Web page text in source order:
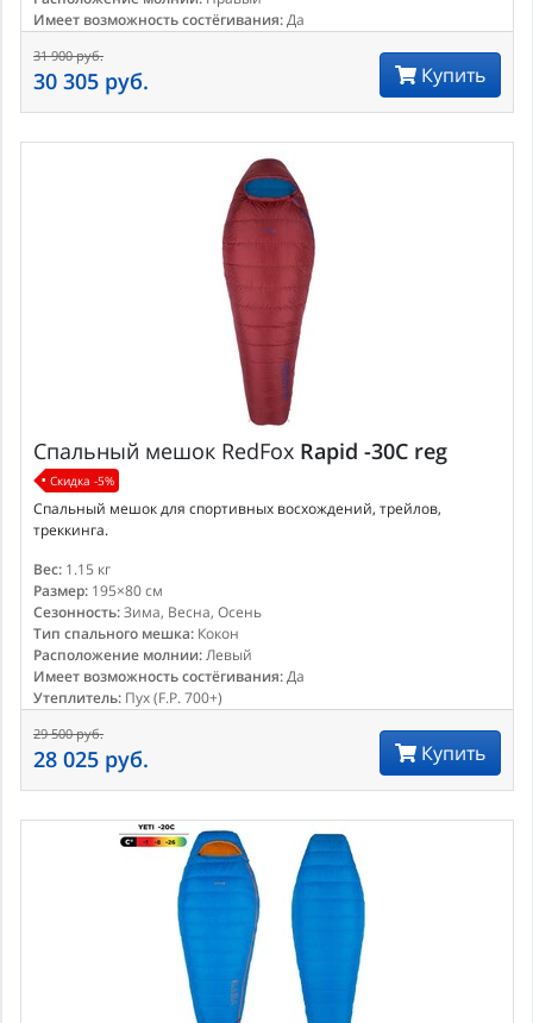
Имеет возможность состёгивания:Да
31 900 руб.
30 305 руб. Купить
Спальный мешок RedFox Rapid -30C reg
Скидка -5%
Спальный мешок для спортивных восхождений, трейлов,
треккинга.
Вес: 1.15 кг
Размер: 195×80 см
Сезонность:Зима, Весна, Осень
Тип спального мешка: Кокон
Расположение молнии:Левый
Имеет возможность состёгивания:Да
Утеплитель: Пух (F.P. 700+)
29 500 руб.
28 025 руб. Купить